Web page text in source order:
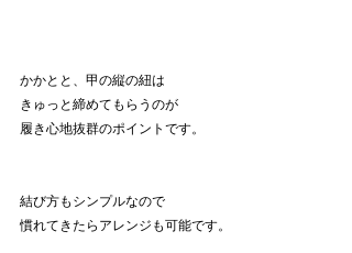
かかとと、甲の縦の紐は
きゅっと締めてもらうのが
履き心地抜群のポイントです。
結び方もシンプルなので
慣れてきたらアレンジも可能です。